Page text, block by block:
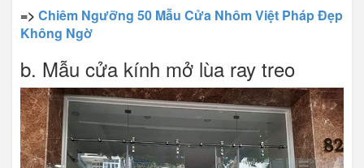
=> Chiêm Ngưỡng 50 Mẫu Cửa Nhôm Việt Pháp Đẹp
Không Ngờ
b. Mẫu cửa kính mở lùa ray treo